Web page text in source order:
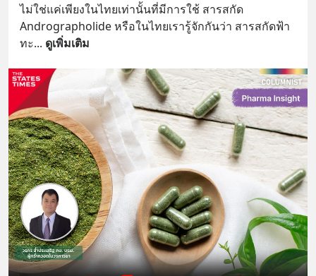
ไม่ใช่แค่เพียงในไทยเท่านั้นที่มีการใช้ สารสกัด
Andrographolide หรือในไทยเรารู้จักกันว่า สารสกัดฟ้า
ทะ... ดูเพิ่มเติม